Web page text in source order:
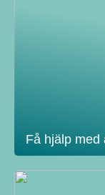
Få hjälp med